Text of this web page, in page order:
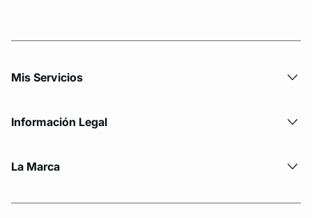
Mis Servicios
Información Legal
La Marca